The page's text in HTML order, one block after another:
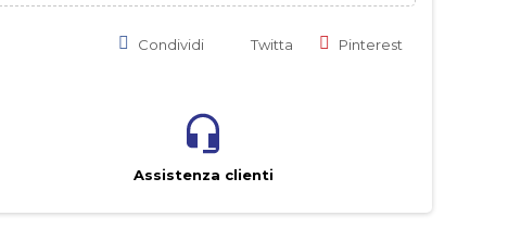
Condividi Twitta Pinterest
Assistenza clienti